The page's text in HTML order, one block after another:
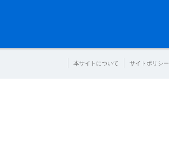
本サイトについて サイトポリシー